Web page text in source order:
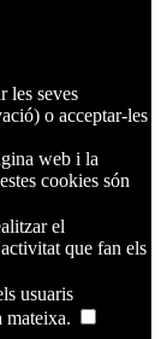
les seves
o acceptar-les
web i la
cookies són
el
que fan els
usuaris
mateixa.